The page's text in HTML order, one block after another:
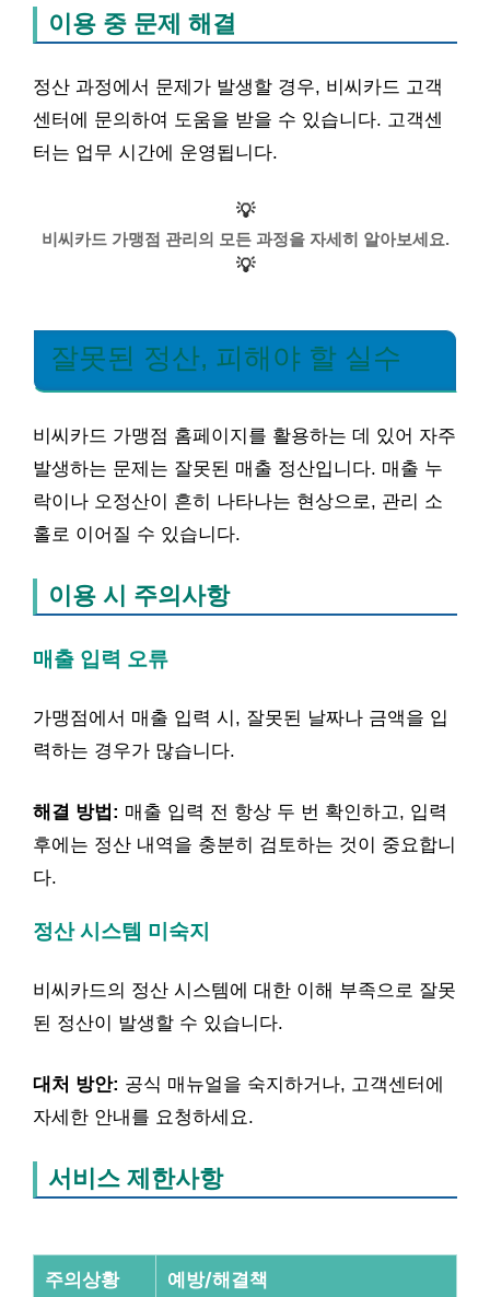
이용 중 문제 해결
정산 과정에서 문제가 발생할 경우, 비씨카드 고객
센터에 문의하여 도움을 받을 수 있습니다. 고객센
터는 업무 시간에 운영됩니다.
💡
비씨카드 가맹점 관리의 모든 과정을 자세히 알아보세요.
💡
잘못된 정산, 피해야 할 실수
비씨카드 가맹점 홈페이지를 활용하는 데 있어 자주
발생하는 문제는 잘못된 매출 정산입니다. 매출 누
락이나 오정산이 흔히 나타나는 현상으로, 관리 소
홀로 이어질 수 있습니다.
이용 시 주의사항
매출 입력 오류
가맹점에서 매출 입력 시, 잘못된 날짜나 금액을 입
력하는 경우가 많습니다.
해결 방법: 매출 입력 전 항상 두 번 확인하고, 입력
후에는 정산 내역을 충분히 검토하는 것이 중요합니
다.
정산 시스템 미숙지
비씨카드의 정산 시스템에 대한 이해 부족으로 잘못
된 정산이 발생할 수 있습니다.
대처 방안: 공식 매뉴얼을 숙지하거나, 고객센터에
자세한 안내를 요청하세요.
서비스 제한사항
주의상황 예방/해결책